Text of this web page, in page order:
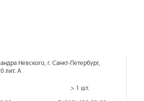
Невского, г. Санкт-Петербург,
лит. А
> 1 шт.